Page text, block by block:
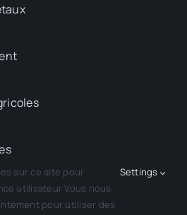
sur ce site pour
utilisateur Vous nous
pour utiliser des
Settings